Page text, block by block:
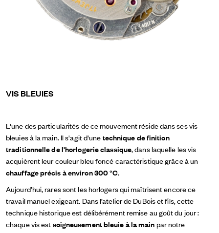
VIS BLEUIES
L'une des particularités de ce mouvement réside dans ses vis
bleuies à la main. Il s'agit d'unetechnique de finition
traditionnelle de l'horlogerie classique, dans laquelle les vis
acquièrent leur couleur bleu foncé caractéristique grâce à un
chauffage précis à environ 300 °C.
Aujourd’hui, rares sont les horlogers qui maîtrisent encore ce
travail manuel exigeant. Dans l’atelier de DuBois et fils, cette
technique historique est délibérément remise au goût du jour :
chaque vis estsoigneusement bleuie à la mainpar notre